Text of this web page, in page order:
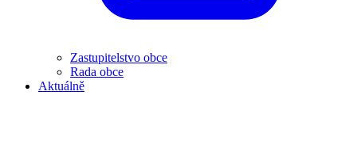
Zastupitelstvo obce
Rada obce
Aktuálně